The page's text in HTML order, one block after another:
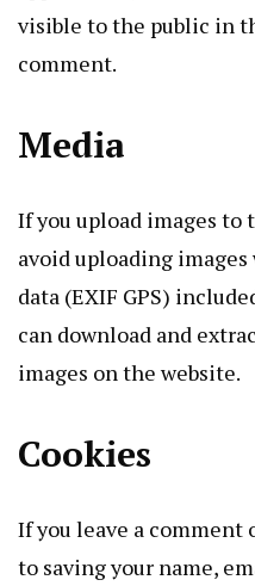
visible to the public in
comment.
Media
If you upload images to
avoid uploading
data (EXIF GPS)
can download and
images on the website.
Cookies
If you leave a comment
to saving your name,